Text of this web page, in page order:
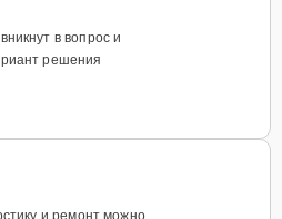
в вопрос и
решения
и ремонт можно